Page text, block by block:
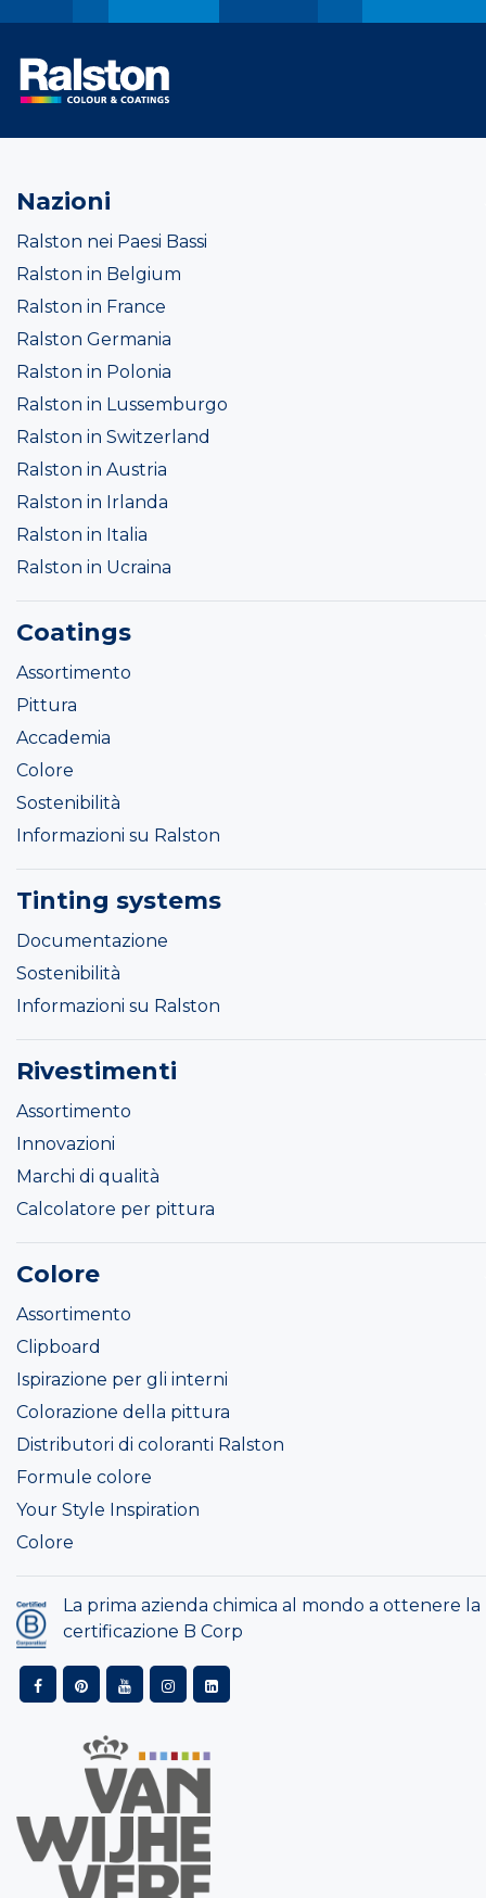
Nazioni
Ralston nei Paesi Bassi
Ralston in Belgium
Ralston in France
Ralston Germania
Ralston in Polonia
Ralston in Lussemburgo
Ralston in Switzerland
Ralston in Austria
Ralston in Irlanda
Ralston in Italia
Ralston in Ucraina
Coatings
Assortimento
Pittura
Accademia
Colore
Sostenibilità
Informazioni su Ralston
Tinting systems
Documentazione
Sostenibilità
Informazioni su Ralston
Rivestimenti
Assortimento
Innovazioni
Marchi di qualità
Calcolatore per pittura
Colore
Assortimento
Clipboard
Ispirazione per gli interni
Colorazione della pittura
Distributori di coloranti Ralston
Formule colore
Your Style Inspiration
Colore
La prima azienda chimica al mondo a ottenere la
certificazione B Corp